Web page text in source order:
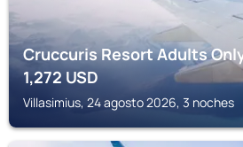
Cruccuris Resort Adults
1,272 USD
Villasimius, 24 agosto 2026, 3 noches